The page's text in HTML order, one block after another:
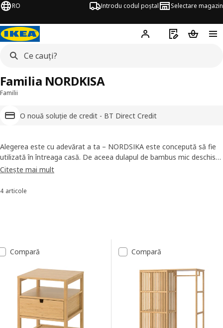
RO Introdu codul poștal Selectare magazin
Hej! Autentifică-te
Listă deCoșul de
Familii
O nouă soluție de credit - BT Direct Credit
Familia NORDKISA
Alegerea este cu adevărat a ta – NORDSIKA este concepută să fie
utilizată în întreaga casă. De aceea dulapul de bambus mic deschis
reprezintă un paravan ideal sau o soluție pentru capul patului, în
doar noptiera de lângă pat pentru a o transforma într-o masă de
Citește mai mult
Sortează și filtrează
4 articole
Lista de rezultate
Compară Compară